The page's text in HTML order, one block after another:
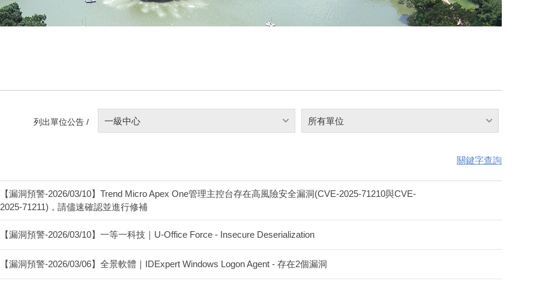
列出單位公告 / 一級中心 所有單位
關鍵字查詢
【漏洞預警-2026/03/10】Trend Micro Apex One管理主控台存在高風險安全漏洞(CVE-2025-71210與CVE-
2025-71211)，請儘速確認並進行修補
【漏洞預警-2026/03/10】一等一科技｜U-Office Force - Insecure Deserialization
【漏洞預警-2026/03/06】全景軟體｜IDExpert Windows Logon Agent - 存在2個漏洞